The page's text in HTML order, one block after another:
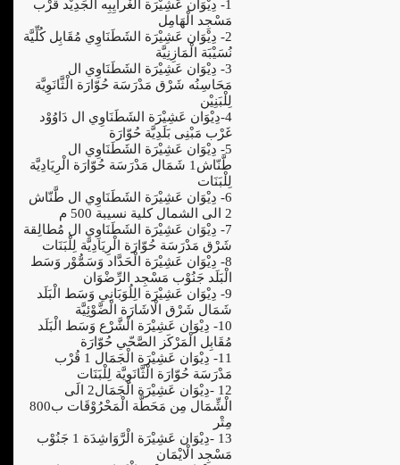
1- دِيْوَان عَشِيْرَة الغْرايِبِه الْجَدِيْد قُرْب
مَسْجِد الْهَامِل
2- دِيْوَان عَشِيْرَة الشَطَنَاوِي مُقَابِل كُلِّيَّة
نُسَيْبَة الْمَازِنِيَّة
3- دِيْوَان عَشِيْرَة الشَطَنَاوِي ال
مَحَاسِنُه شَرْق مَدْرَسَة حُوّارَة الْثَّانَوِيَّة
لِلْبَنِيْن
4-دِيْوَان عَشِيْرَة الشَطَنَاوِي ال دَاوُوْد
غَرْب مَبْنِى بَلَدِيَّة حُوّارَة
5- دِيْوَان عَشِيْرَة الشَطَنَاوِي ال
طَّنّاش1 شَمَال مَدْرَسَة حُوّارَة الْرِيَادِيَّة
لِلْبَنَات
6- دِيْوَان عَشِيْرَة الشَطَنَاوِي ال طَّنّاش
2 الى الشمال كلية نسيبة 500 م
7- دِيْوَان عَشِيْرَة الشَطَنَاوِي ال مُطالِقة
شَرْق مَدْرَسَة حُوّارَة الْرِيَادِيَّة لِلْبَنَات
8- دِيْوَان عَشِيْرَة الْحَدَّاد وَسَمُّوْر وَسَط
الْبَلَد جَنُوْب مَسْجِد الرِّضْوَان
9- دِيْوَان عَشِيْرَة الِلُوَبَانِي وَسَط الْبَلَد
شَمَال شَرْق الْاشَارَة الْضَّوْئِيَّة
10- دِيْوَان عَشِيْرَة الْشَّرْع وَسَط الْبَلَد
مُقَابِل الْمَرْكَز الصَّحّي حُوّارَة
11- دِيْوَان عَشِيْرَة الْجَمَال 1 قُرْب
مَدْرَسَة حُوّارَة الْثَّانَوِيَّة لِلْبَنَات
12 -دِيْوَان عَشِيْرَة الْجَمَال2 الَى
الْشِّمَال مِن مَحَطَّة الْمَحْرُوْقَات ب800
مِتْر
13 -دِيْوَان عَشِيْرَة الْرَّوَاشِدَة 1 جَنُوْب
مَسْجِد الْايْمَان